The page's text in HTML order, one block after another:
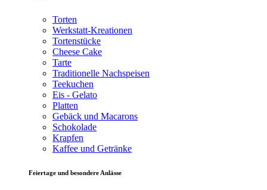
Torten
Werkstatt-Kreationen
Tortenstücke
Cheese Cake
Tarte
Traditionelle Nachspeisen
Teekuchen
Eis - Gelato
Platten
Gebäck und Macarons
Schokolade
Krapfen
Kaffee und Getränke
Feiertage und besondere Anlässe